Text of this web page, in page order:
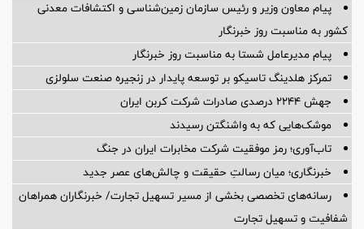
پیام معاون وزیر و رئیس سازمان زمین‌شناسی و اکتشافات معدنی
کشور به مناسبت روز خبرنگار
پیام مدیرعامل شستا به مناسبت روز خبرنگار
تمرکز هلدینگ تاسیکو بر توسعه پایدار در زنجیره صنعت سلولزی
جهش ۲۲۴۴ درصدی صادرات شرکت کربن ایران
موشک‌هایی که به واشنگتن رسیدند
تاب‌آوری؛ رمز موفقیت شرکت مخابرات ایران در جنگ
خبرنگاری؛ میان رسالتِ حقیقت و چالش‌های عصر جدید
رسانه‌های تخصصی بخشی از مسیر تسهیل تجارت/ خبرنگاران همراهان
شفافیت و تسهیل تجارت